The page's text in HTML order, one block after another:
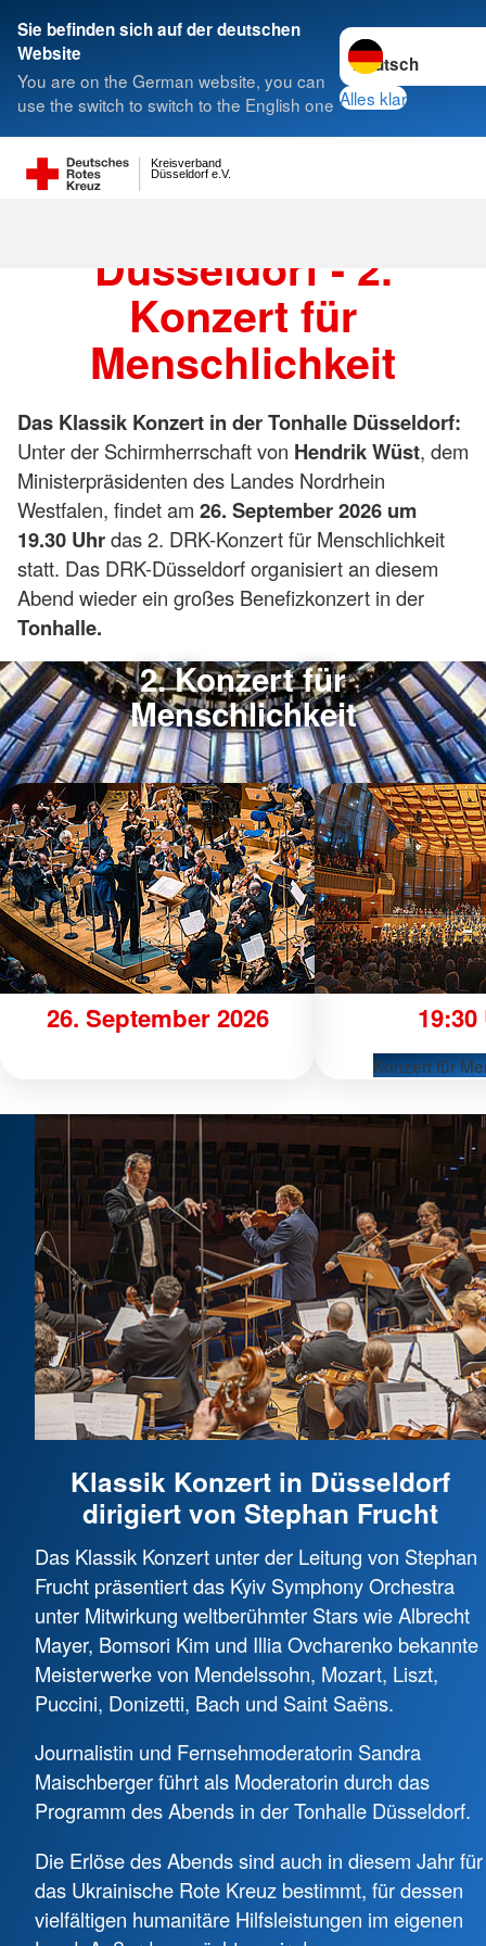
Sie befinden sich auf der deutschen
Website
You are on the German website, you can
use the switch to switch to the English one
Sprache wechseln
Alles klar
Düsseldorf e.V.
Kreisverband
DRK Klassik Benefizkonzert
Düsseldorf 2026
Düsseldorf - 2.
Konzert für
Menschlichkeit
Das Klassik Konzert in der Tonhalle Düsseldorf:
Unter der Schirmherrschaft von Hendrik Wüst, dem
Ministerpräsidenten des Landes Nordrhein
Westfalen, findet am 26. September 2026 um
19.30 Uhrdas 2. DRK-Konzert für Menschlichkeit
statt. Das DRK-Düsseldorf organisiert an diesem
Abend wieder ein großes Benefizkonzert in der
Tonhalle.
2. Konzert für
Menschlichkeit
26. September 2026
Konzert für
Klassik Konzert in Düsseldorf
dirigiert von Stephan Frucht
Das Klassik Konzert unter der Leitung von Stephan
Frucht präsentiert das Kyiv Symphony Orchestra
unter Mitwirkung weltberühmter Stars wie Albrecht
Mayer, Bomsori Kim und Illia Ovcharenko bekannte
Meisterwerke von Mendelssohn, Mozart, Liszt,
Puccini, Donizetti, Bach und Saint Saëns.
Journalistin und Fernsehmoderatorin Sandra
Maischberger führt als Moderatorin durch das
Programm des Abends in der Tonhalle Düsseldorf.
Die Erlöse des Abends sind auch in diesem Jahr für
das Ukrainische Rote Kreuz bestimmt, für dessen
vielfältigen humanitäre Hilfsleistungen im eigenen